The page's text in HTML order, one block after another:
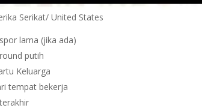
Serikat/ United States
lama (jika ada)
putih
Keluarga
tempat bekerja